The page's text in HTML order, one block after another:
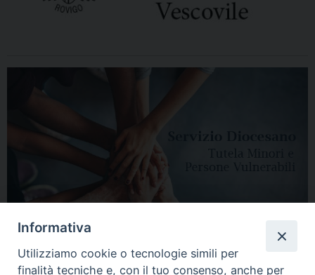
Informativa
Utilizziamo cookie o tecnologie simili per
finalità tecniche e, con il tuo consenso, anche per